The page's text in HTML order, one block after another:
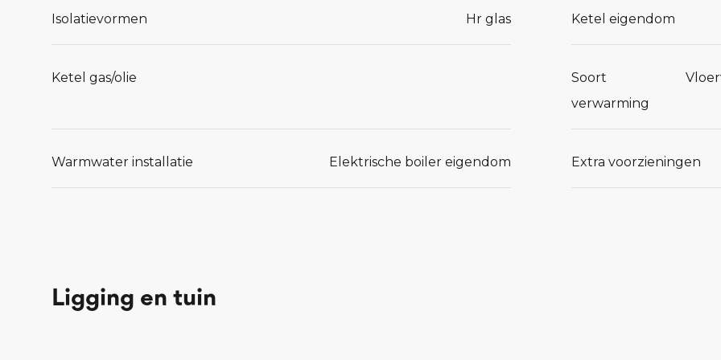
Isolatievormen Hr glas Ketel eigendom
Ketel gas/olie
Soort
verwarming
Warmwater installatie Elektrische boiler eigendom Extra voorzieningen
Ligging en tuin